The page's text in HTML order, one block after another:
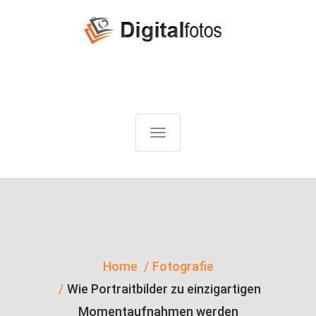
T
g
n
a
v
Home
Fotografie
Wie Portraitbilder zu einzigartigen
Momentaufnahmen werden